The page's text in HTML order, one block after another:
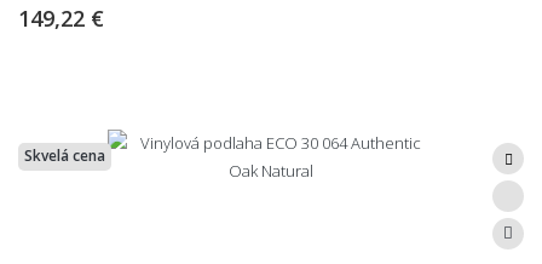
149,22 €
Skvelá cena